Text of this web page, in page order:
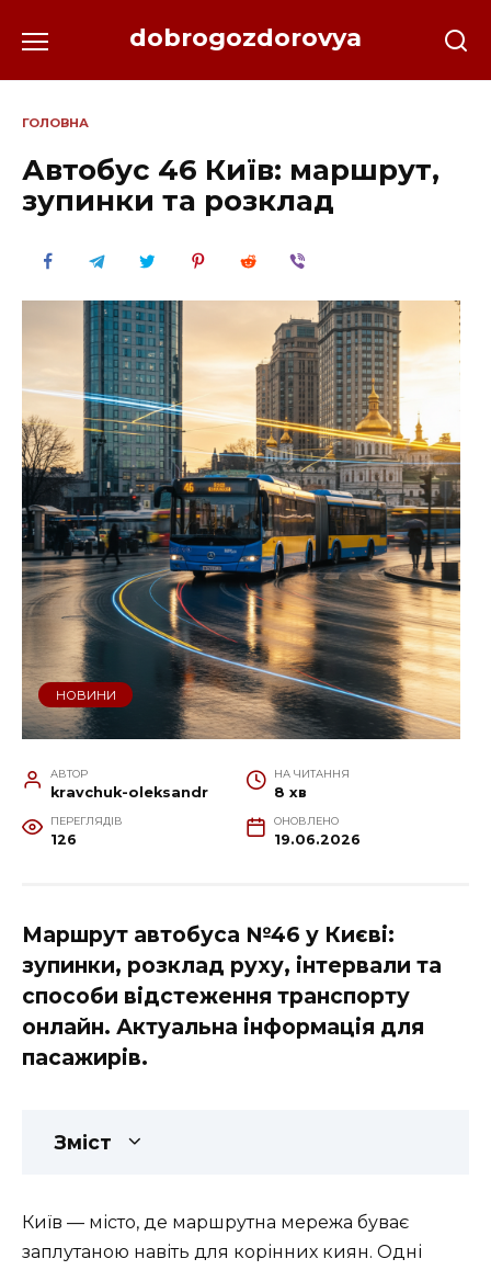
до
dobrogozdorovya
ГОЛОВНА
Автобус 46 Київ: маршрут,
зупинки та розклад
НОВИНИ
АВТОР
kravchuk-oleksandr
НА ЧИТАННЯ
8 хв
ПЕРЕГЛЯДІВ
126
ОНОВЛЕНО
19.06.2026
Маршрут автобуса №46 у Києві:
зупинки, розклад руху, інтервали та
способи відстеження транспорту
онлайн. Актуальна інформація для
пасажирів.
Зміст
Київ — місто, де маршрутна мережа буває
заплутаною навіть для корінних киян. Одні